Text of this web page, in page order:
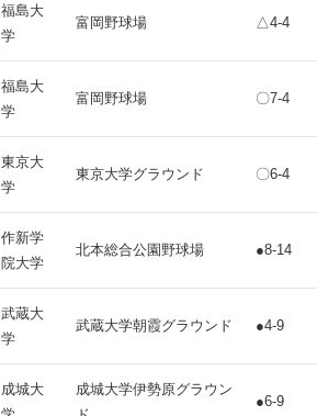
福島大
学
富岡野球場 △4-4
福島大
学
富岡野球場 〇7-4
東京大
学
東京大学グラウンド 〇6-4
作新学
院大学
北本総合公園野球場 ●8-14
武蔵大
学
武蔵大学朝霞グラウンド ●4-9
成城大
成城大学伊勢原グラウン
●6-9